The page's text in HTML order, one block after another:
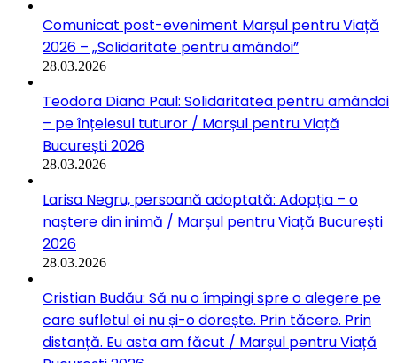
Comunicat post-eveniment Marșul pentru Viață
2026 – „Solidaritate pentru amândoi”
28.03.2026
Teodora Diana Paul: Solidaritatea pentru amândoi
– pe înțelesul tuturor / Marșul pentru Viață
București 2026
28.03.2026
Larisa Negru, persoană adoptată: Adopția – o
naștere din inimă / Marșul pentru Viață București
2026
28.03.2026
Cristian Budău: Să nu o împingi spre o alegere pe
care sufletul ei nu și-o dorește. Prin tăcere. Prin
distanță. Eu asta am făcut / Marșul pentru Viață